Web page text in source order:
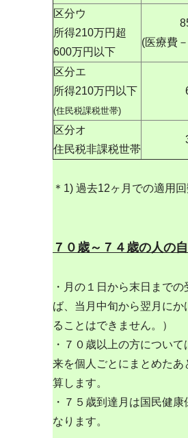
区分ウ
所得210万円超
600万円以下
(医療費
区分エ
所得210万円以下
(住民税課税世帯)
区分オ
住民税非課税世帯
＊1) 過去12ヶ月での適用回
７０歳～７４歳の人の
・月の１日から末日まで
ば、当月中旬から翌月に
ることはできません。）
・７０歳以上の方につい
来を個人ごとにまとめた
算します。
・７５歳到達月は国民健
なります。